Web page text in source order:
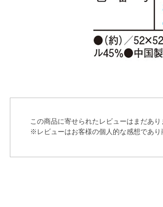
この商品に寄せられたレビューはまだあり
※レビューはお客様の個人的な感想であり